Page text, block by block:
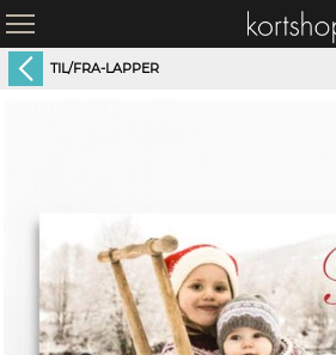
TIL/FRA-LAPPER